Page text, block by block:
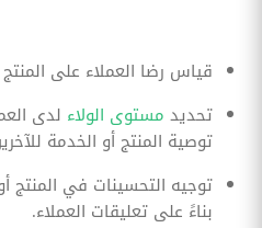
قياس رضا العملاء على
تحديد مستوى الولاء لدى
توصية المنتج أو الخدمة
توجيه التحسينات في المنتج
بناءً على تعليقات العملاء.